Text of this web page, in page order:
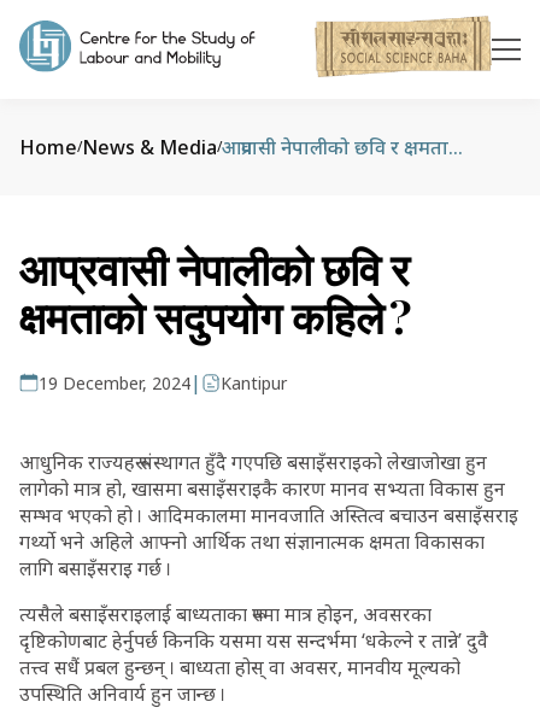
Home/News & Media/ आप्रवासी नेपालीको छवि र क्षमताको सदुपयोग कहिले ?
आप्रवासी नेपालीको छवि र
क्षमताको सदुपयोग कहिले ?
19 December, 2024| Kantipur
आधुनिक राज्यहरू संस्थागत हुँदै गएपछि बसाइँसराइको लेखाजोखा हुन
लागेको मात्र हो, खासमा बसाइँसराइकै कारण मानव सभ्यता विकास हुन
सम्भव भएको हो । आदिमकालमा मानवजाति अस्तित्व बचाउन बसाइँसराइ
गर्थ्यो भने अहिले आफ्नो आर्थिक तथा संज्ञानात्मक क्षमता विकासका
लागि बसाइँसराइ गर्छ ।
त्यसैले बसाइँसराइलाई बाध्यताका रूपमा मात्र होइन, अवसरका
दृष्टिकोणबाट हेर्नुपर्छ किनकि यसमा यस सन्दर्भमा ‘धकेल्ने र तान्ने’ दुवै
तत्त्व सधैं प्रबल हुन्छन् । बाध्यता होस् वा अवसर, मानवीय मूल्यको
उपस्थिति अनिवार्य हुन जान्छ ।